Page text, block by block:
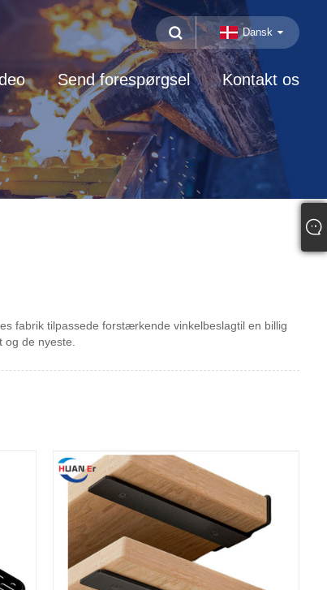
Dansk
Send forespørgsel Kontakt os
fabrik tilpassede forstærkende vinkelbeslagtil en billig
de nyeste.